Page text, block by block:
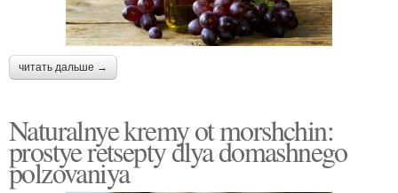
читать дальше →
Naturalnye kremy ot morshchin:
prostye retsepty dlya domashnego
polzovaniya